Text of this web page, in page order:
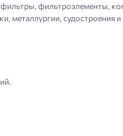
фильтроэлементы,
судостроения